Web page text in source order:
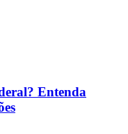
Entenda